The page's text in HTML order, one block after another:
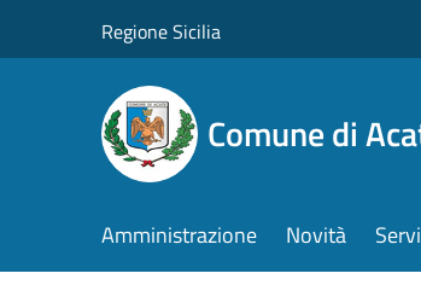
Regione Sicilia
Comune di
Amministrazione Novità